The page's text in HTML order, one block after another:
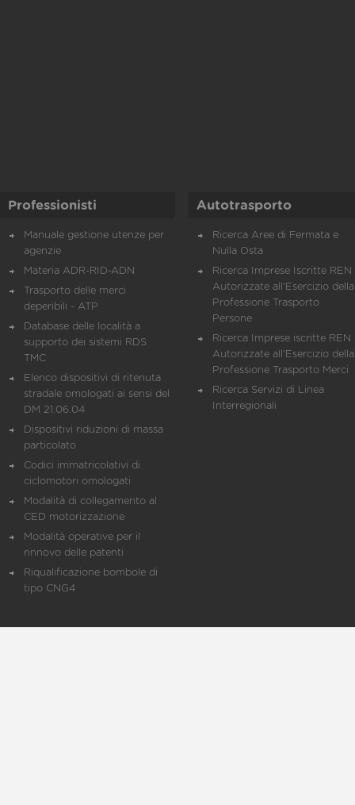
Professionisti
Manuale gestione utenze per
agenzie
Materia ADR-RID-ADN
Trasporto delle merci
deperibili - ATP
Database delle località a
supporto dei sistemi RDS
TMC
Elenco dispositivi di ritenuta
stradale omologati ai sensi del
DM 21.06.04
Dispositivi riduzioni di massa
particolato
Codici immatricolativi di
ciclomotori omologati
Modalità di collegamento al
CED motorizzazione
Modalità operative per il
rinnovo delle patenti
Riqualificazione bombole di
tipo CNG4
Autotrasporto
Ricerca Aree di Fermata e
Nulla Osta
Ricerca Imprese Iscritte REN
Autorizzate all'Esercizio della
Professione Trasporto
Persone
Ricerca Imprese iscritte REN
Autorizzate all'Esercizio della
Professione Trasporto Merci
Ricerca Servizi di Linea
Interregionali